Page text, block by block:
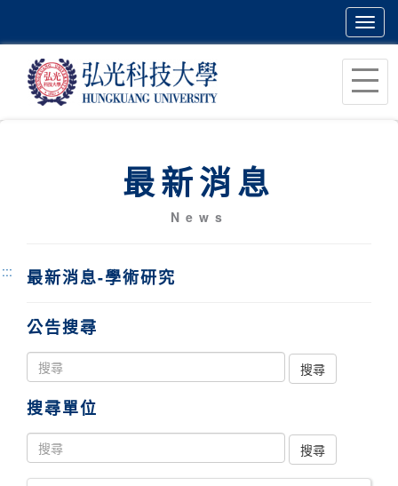
最新消息
News
::: 最新消息-學術研究
公告搜尋
搜尋單位